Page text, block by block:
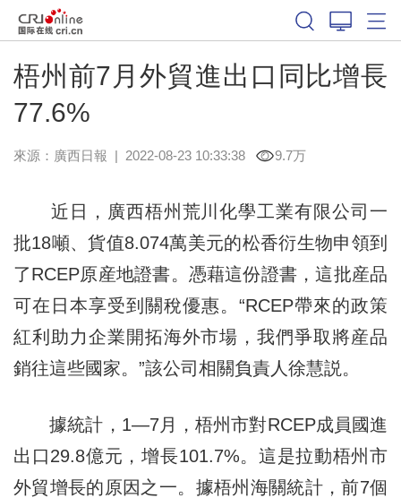
梧州前7月外貿進出口同比增長
77.6%
來源： 廣西日報 | 2022-08-23 10:33:38 9.7万
近日，廣西梧州荒川化學工業有限公司一
批18噸、貨值8.074萬美元的松香衍生物申領到
了RCEP原産地證書。憑藉這份證書，這批産品
可在日本享受到關稅優惠。“RCEP帶來的政策
紅利助力企業開拓海外市場，我們爭取將産品
銷往這些國家。”該公司相關負責人徐慧説。
據統計，1—7月，梧州市對RCEP成員國進
出口29.8億元，增長101.7%。這是拉動梧州市
外貿增長的原因之一。據梧州海關統計，前7個